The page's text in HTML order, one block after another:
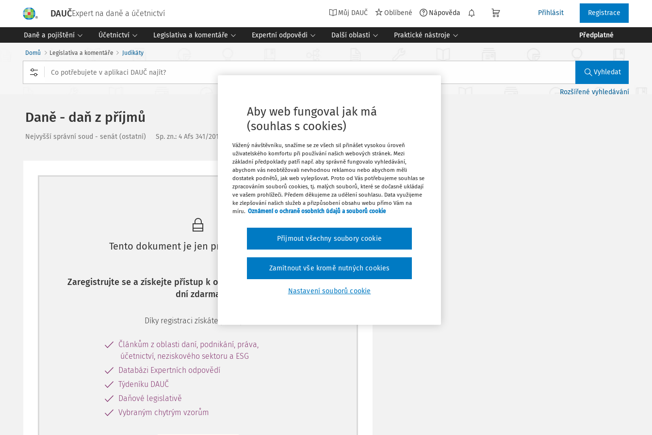
DAUČExpert na daně a účetnictví Můj DAUČ Oblíbené Nápověda Přihlásit Registrace
Daně a pojištění Účetnictví Legislativa a komentáře Expertní odpovědi Další oblasti Praktické nástroje Předplatné
Domů Legislativa a komentáře Judikáty
Vyhledat
Rozšířené vyhledávání
Daně - daň z příjmů
Nejvyšší správní soud - senát (ostatní) Sp. zn.: 4 Afs 341/2019 - 47
Máte předplatné? Přihlaste se
Tento dokument je jen pro předplatitele
Zaregistrujte se a získejte přístup k obsahu ve verzi Master na 10
dní zdarma
Díky registraci získáte přístup k:
Článkům z oblasti daní, podnikání, práva,
účetnictví, neziskového sektoru a ESG
Databázi Expertních odpovědí
Týdeníku DAUČ
Daňové legislativě
Vybraným chytrým vzorům
Oblíbené
Aby web fungoval jak má
(souhlas s cookies)
Vážený návštěvníku, snažíme se ze všech sil přinášet vysokou úroveň
uživatelského komfortu při používání našich webových stránek. Mezi
základní předpoklady patří např. aby správně fungovalo vyhledávání,
abychom vás neobtěžovali nevhodnou reklamou nebo abychom měli
dostatek podnětů, jak web vylepšovat. Proto od Vás potřebujeme souhlas se
zpracováním souborů cookies, tj. malých souborů, které se dočasně ukládají
ve vašem prohlížeči. Předem děkujeme za udělení souhlasu. Data využijeme
ke zlepšování našich služeb a přizpůsobení obsahu webu přímo Vám na
míru. Oznámení o ochraně osobních údajů a souborů cookie
Nastavení souborů cookie
Zamítnout vše kromě nutných cookies
Přijmout všechny soubory cookie